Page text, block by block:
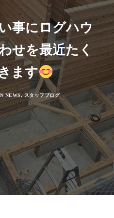
事にログハウ
せを最近たく
ます
NEWS,スタッフブログ